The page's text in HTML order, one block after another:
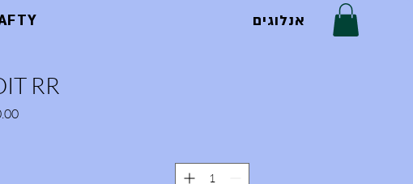
אנלוגים
RR